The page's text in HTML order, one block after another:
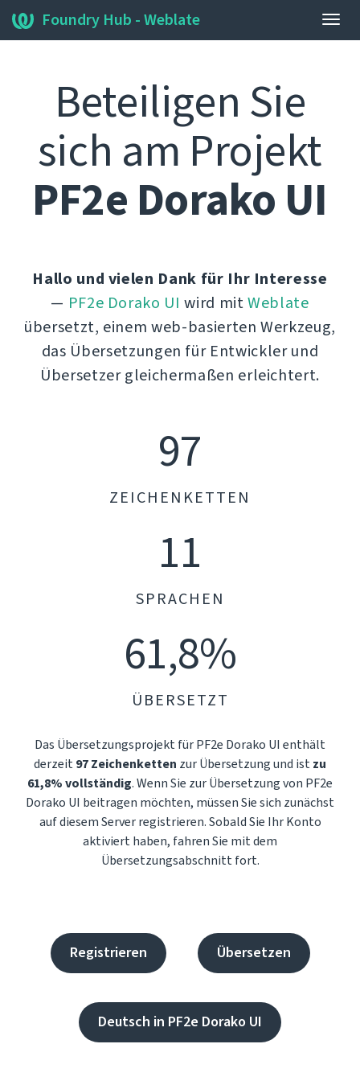
Foundry Hub - Weblate
Beteiligen Sie
sich am Projekt
PF2e Dorako UI
Hallo und vielen Dank für Ihr Interesse
— PF2e Dorako UI wird mitWeblate
übersetzt, einem web-basierten Werkzeug,
das Übersetzungen für Entwickler und
Übersetzer gleichermaßen erleichtert.
97
ZEICHENKETTEN
11
SPRACHEN
61,8%
ÜBERSETZT
Das Übersetzungsprojekt für PF2e Dorako UI enthält
derzeit97 Zeichenketten zur Übersetzung und istzu
61,8% vollständig. Wenn Sie zur Übersetzung von PF2e
Dorako UI beitragen möchten, müssen Sie sich zunächst
auf diesem Server registrieren. Sobald Sie Ihr Konto
aktiviert haben, fahren Sie mit dem
Übersetzungsabschnitt fort.
Registrieren Übersetzen
Deutsch in PF2e Dorako UI